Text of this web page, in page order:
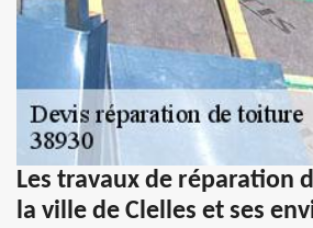
Les travaux de réparation
la ville de Clelles et ses